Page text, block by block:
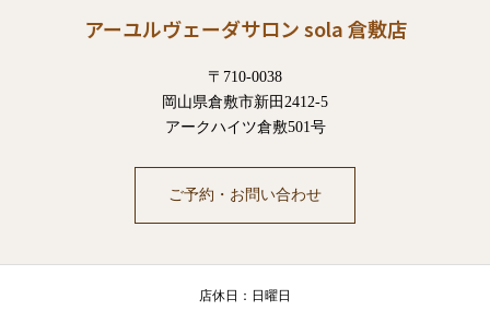
アーユルヴェーダサロン sola 倉敷店
〒710-0038
岡山県倉敷市新田2412-5
アークハイツ倉敷501号
ご予約・お問い合わせ
店休日：日曜日